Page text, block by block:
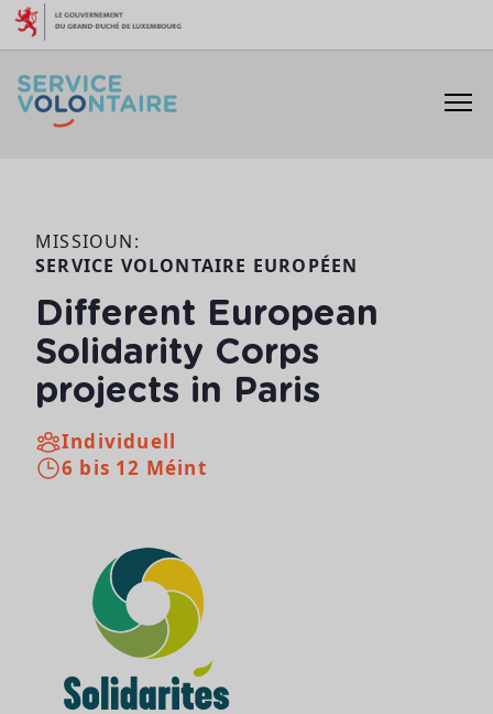
Skip to content
MISSIOUN:
SERVICE VOLONTAIRE EUROPÉEN
Different European
Solidarity Corps
projects in Paris
Individuell
6 bis 12 Méint